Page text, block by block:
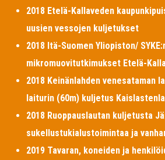
2018 Etelä-Kallaveden
uusien vessojen kuljetukset
2018 Itä-Suomen Yliopiston/
mikromuovitutkimukset Etelä-
2018 Keinänlahden venesataman
laiturin (60m) kuljetus
2018 Ruoppauslautan kuljetusta
sukellustukialustoimintaa ja
2019 Tavaran, koneiden ja